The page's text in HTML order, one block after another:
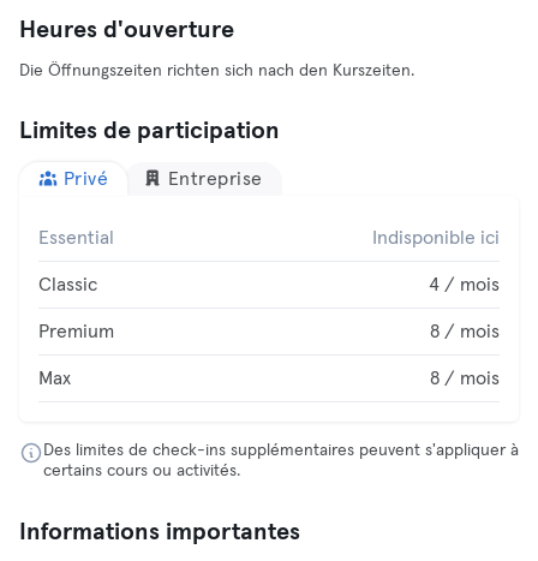
Heures d'ouverture
Die Öffnungszeiten richten sich nach den Kurszeiten.
Limites de participation
Privé Entreprise
Essential Indisponible ici
Classic 4 / mois
Premium 8 / mois
Max 8 / mois
Des limites de check-ins supplémentaires peuvent s'appliquer à
certains cours ou activités.
Informations importantes